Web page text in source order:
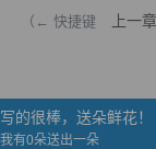
（← 快捷键 上一章
写的很棒，送朵鲜花！
我有0朵送出一朵